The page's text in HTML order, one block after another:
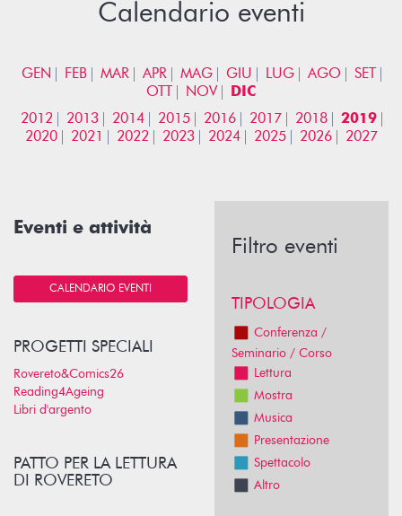
Calendario eventi
GEN FEB MAR APR MAG GIU LUG AGO
SET
OTT
NOV
DIC
2012
2013 2014 2015 2016 2017 2018
2019
2020
2021 2022 2023 2024 2025 2026 2027
Eventi e attività
CALENDARIO EVENTI
PROGETTI SPECIALI
Rovereto&Comics26
Reading4Ageing
Libri d'argento
PATTO PER LA LETTURA
DI ROVERETO
Filtro eventi
TIPOLOGIA
Conferenza /
Seminario / Corso
Lettura
Mostra
Musica
Presentazione
Spettacolo
Altro